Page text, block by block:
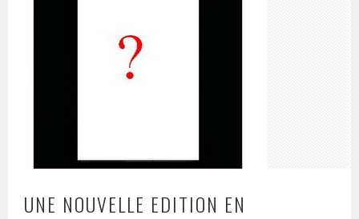
UNE NOUVELLE EDITION EN